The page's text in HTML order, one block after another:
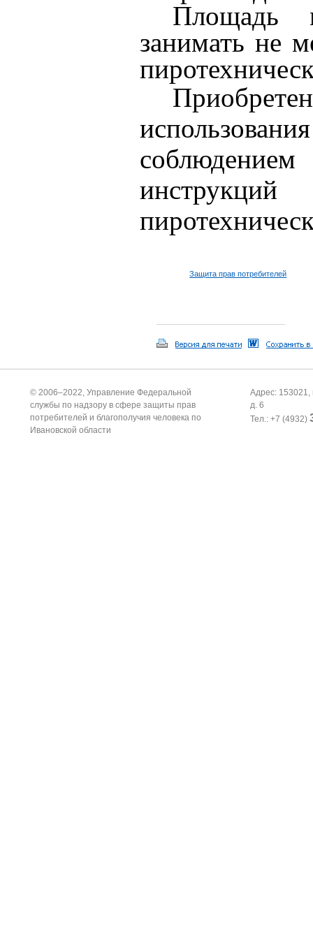
Площадь
занимать не
соблюдением
Защита прав потребителей
© 2006–2022, Управление Федеральной
службы по надзору в сфере защиты прав
потребителей и благополучия человека по
Ивановской области
Адрес: 153021,
д. 6
Тел.: +7 (4932)